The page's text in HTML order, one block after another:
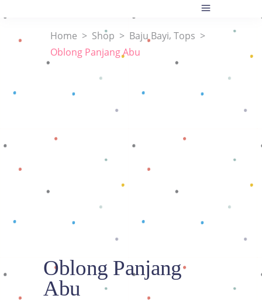
Home > Shop > Baju Bayi, Tops >
Oblong Panjang Abu
Oblong Panjang
Abu